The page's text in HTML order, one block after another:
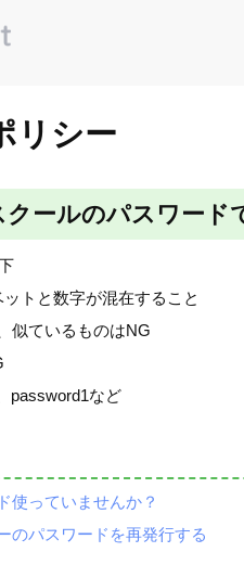
リシー
クールのパスワード
トと数字が混在すること
似ているものはNG
password1など
使っていませんか？
のパスワードを再発行する